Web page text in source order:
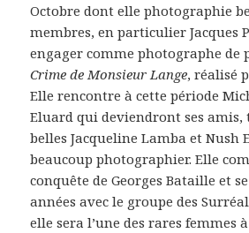
Octobre dont elle photographie
membres, en particulier Jacques
engager comme photographe
Crime de Monsieur Lange, réalisé
Elle rencontre à cette période
Eluard qui deviendront ses amis,
belles Jacqueline Lamba et Nush
beaucoup photographier. Elle
conquête de Georges Bataille et
années avec le groupe des
elle sera l’une des rares femmes